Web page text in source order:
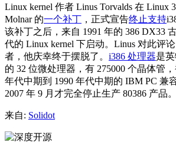
Linux kernel 作者 Linus Torvalds 在 Linux
Molnar 的一个补丁 ，正式宣告终止支持
该补丁之后，来自 1991 年的 386 DX33
代的 Linux kernel 下启动。Linus 对此评
者，他庆幸终于摆脱了。 i386 处理器是
的 32 位微处理器，有 275000 个晶体管
年代中期到 1990 年代中期的 IBM PC 兼
2007 年 9 月才完全停止生产 80386 产品。
来自: Solidot